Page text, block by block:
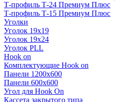
Т-профиль Т-24 Премиум Плюс
Т-профиль Т-15 Премиум Плюс
Уголки
Уголок 19х19
Уголок 19х24
Уголок PLL
Hook on
Комплектующие Hook on
Панели 1200х600
Панели 600х600
Угол для Hook On
Кассета закрытого типа